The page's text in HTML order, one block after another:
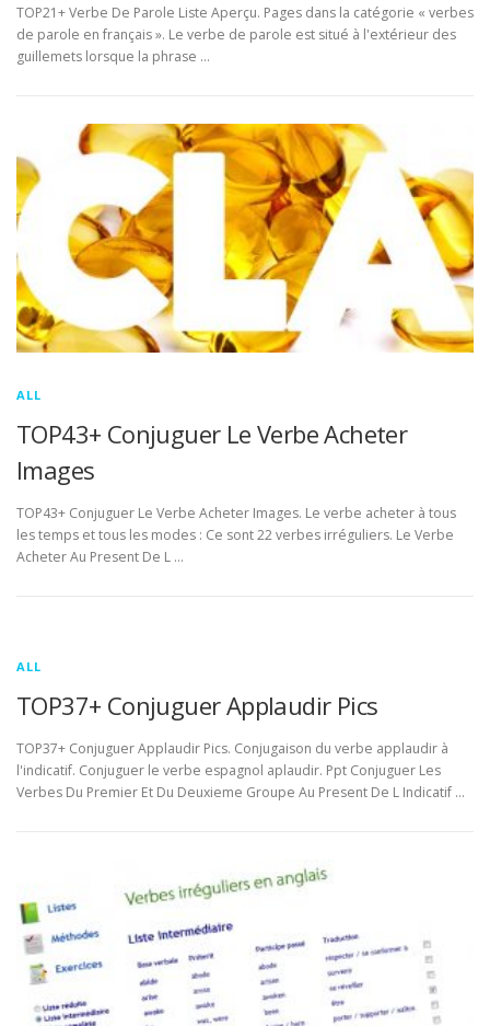
TOP21+ Verbe De Parole Liste Aperçu. Pages dans la catégorie « verbes
de parole en français ». Le verbe de parole est situé à l'extérieur des
guillemets lorsque la phrase …
ALL
TOP43+ Conjuguer Le Verbe Acheter
Images
TOP43+ Conjuguer Le Verbe Acheter Images. Le verbe acheter à tous
les temps et tous les modes : Ce sont 22 verbes irréguliers. Le Verbe
Acheter Au Present De L …
ALL
TOP37+ Conjuguer Applaudir Pics
TOP37+ Conjuguer Applaudir Pics. Conjugaison du verbe applaudir à
l'indicatif. Conjuguer le verbe espagnol aplaudir. Ppt Conjuguer Les
Verbes Du Premier Et Du Deuxieme Groupe Au Present De L Indicatif …